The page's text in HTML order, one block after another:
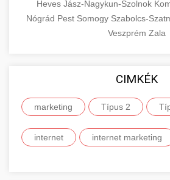
Heves Jász-Nagykun-Szolnok
Nógrád Pest Somogy Szabolcs-
Veszprém Zala
CIMKÉK
marketing Típus 2
internet internet marketing